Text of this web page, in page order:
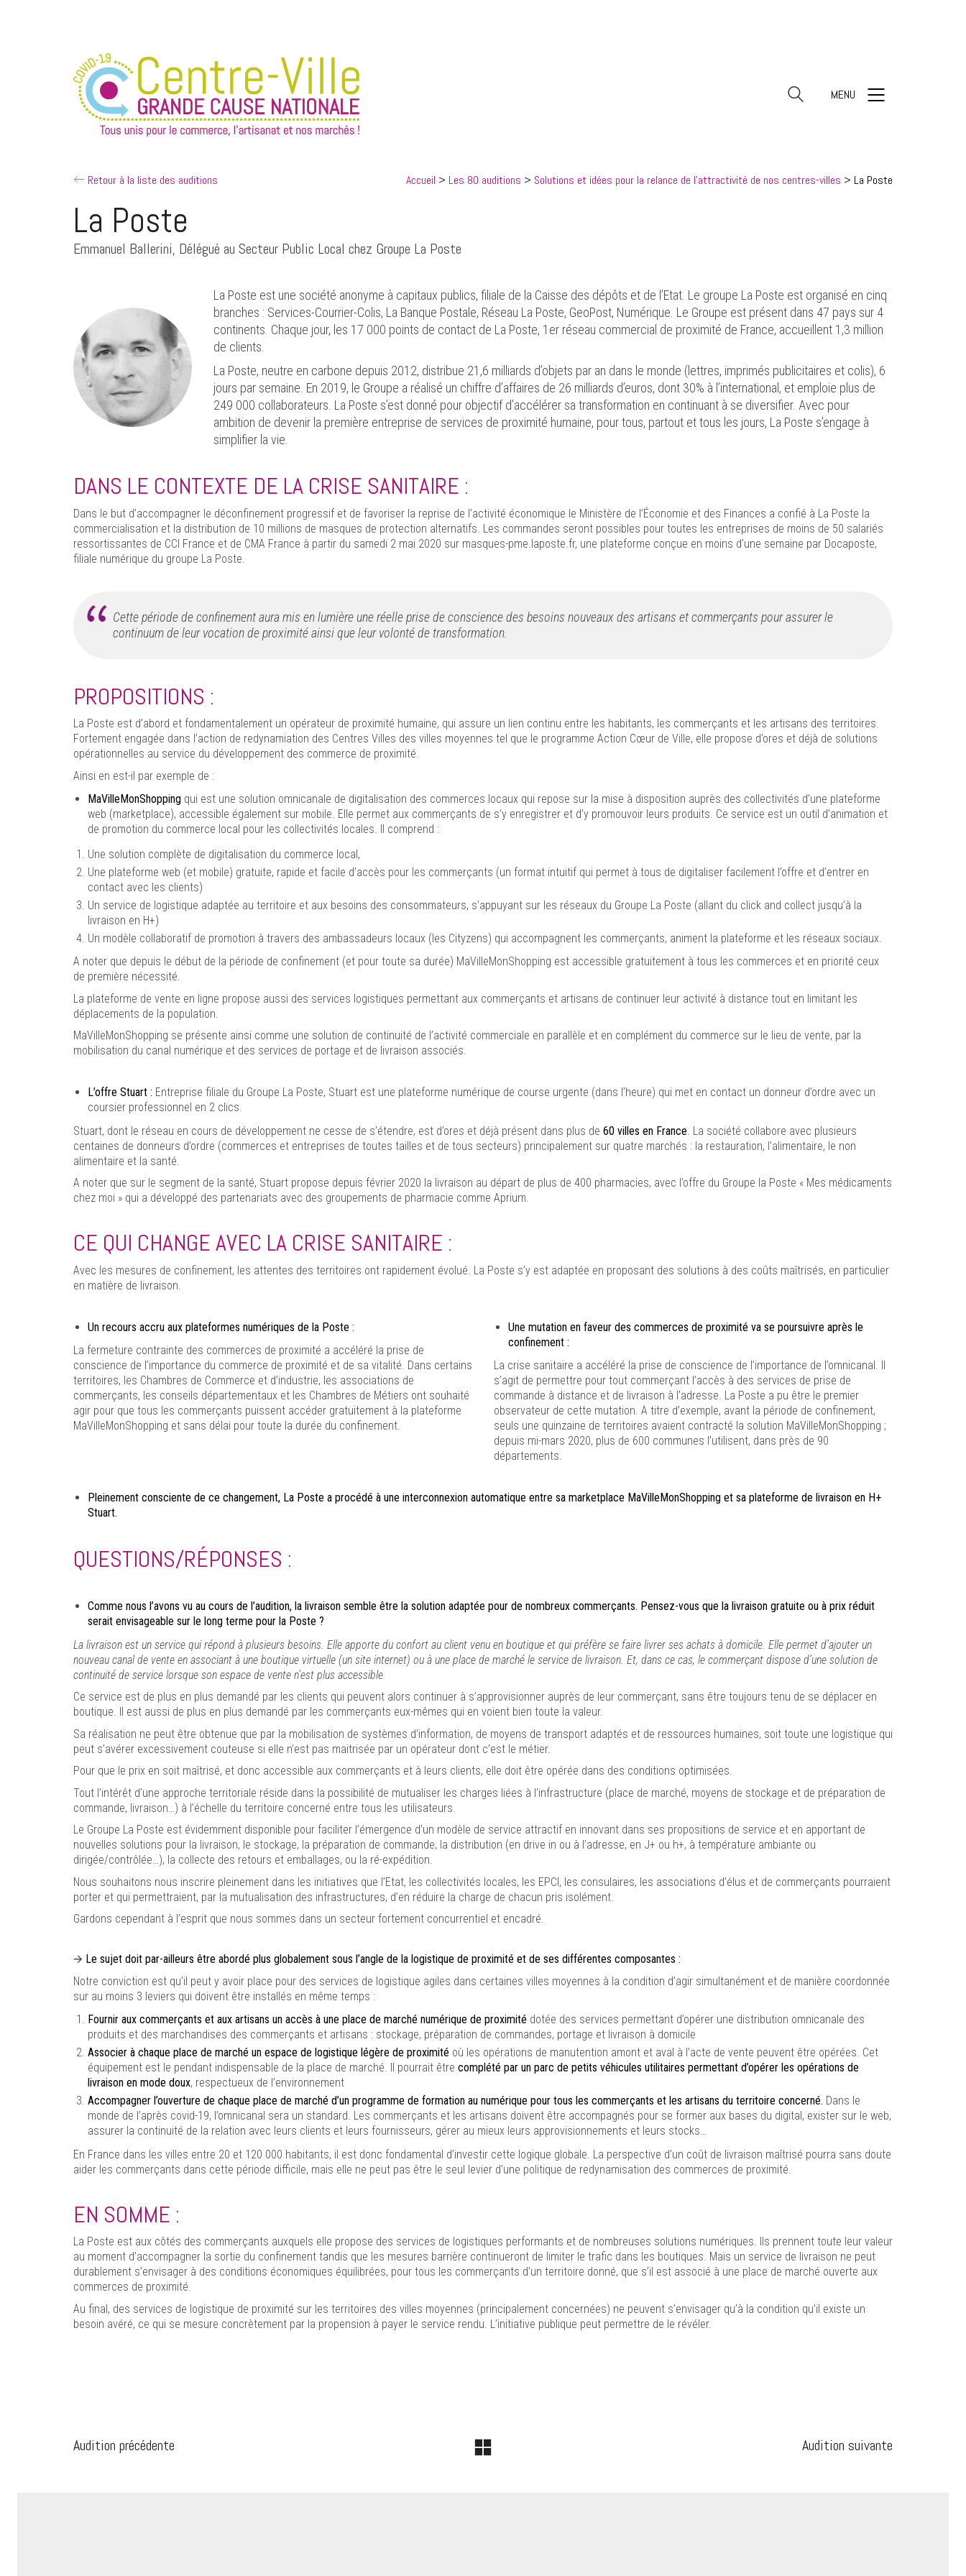
MENU
Retour à la liste des auditions Accueil > Les 80 auditions > Solutions et idées pour la relance de l'attractivité de nos centres-villes > La Poste
La Poste
Emmanuel Ballerini, Délégué au Secteur Public Local chez Groupe La Poste
La Poste est une société anonyme à capitaux publics, filiale de la Caisse des dépôts et de l’Etat. Le groupe La Poste est organisé en cinq
branches : Services-Courrier-Colis, La Banque Postale, Réseau La Poste, GeoPost, Numérique. Le Groupe est présent dans 47 pays sur 4
continents. Chaque jour, les 17 000 points de contact de La Poste, 1er réseau commercial de proximité de France, accueillent 1,3 million
de clients.
La Poste, neutre en carbone depuis 2012, distribue 21,6 milliards d’objets par an dans le monde (lettres, imprimés publicitaires et colis), 6
jours par semaine. En 2019, le Groupe a réalisé un chiffre d’affaires de 26 milliards d’euros, dont 30% à l’international, et emploie plus de
249 000 collaborateurs. La Poste s’est donné pour objectif d’accélérer sa transformation en continuant à se diversifier. Avec pour
ambition de devenir la première entreprise de services de proximité humaine, pour tous, partout et tous les jours, La Poste s’engage à
simplifier la vie.
DANS LE CONTEXTE DE LA CRISE SANITAIRE :
Dans le but d’accompagner le déconfinement progressif et de favoriser la reprise de l’activité économique le Ministère de l’Économie et des Finances a confié à La Poste la
commercialisation et la distribution de 10 millions de masques de protection alternatifs. Les commandes seront possibles pour toutes les entreprises de moins de 50 salariés
ressortissantes de CCI France et de CMA France à partir du samedi 2 mai 2020 sur masques-pme.laposte.fr, une plateforme conçue en moins d’une semaine par Docaposte,
filiale numérique du groupe La Poste.
Cette période de confinement aura mis en lumière une réelle prise de conscience des besoins nouveaux des artisans et commerçants pour assurer le
continuum de leur vocation de proximité ainsi que leur volonté de transformation.
PROPOSITIONS :
La Poste est d’abord et fondamentalement un opérateur de proximité humaine, qui assure un lien continu entre les habitants, les commerçants et les artisans des territoires.
Fortement engagée dans l’action de redynamiation des Centres Villes des villes moyennes tel que le programme Action Cœur de Ville, elle propose d’ores et déjà de solutions
opérationnelles au service du développement des commerce de proximité.
Ainsi en est-il par exemple de :
MaVilleMonShopping qui est une solution omnicanale de digitalisation des commerces locaux qui repose sur la mise à disposition auprès des collectivités d’une plateforme
web (marketplace), accessible également sur mobile. Elle permet aux commerçants de s’y enregistrer et d’y promouvoir leurs produits. Ce service est un outil d’animation et
de promotion du commerce local pour les collectivités locales. Il comprend :
Une solution complète de digitalisation du commerce local,
Une plateforme web (et mobile) gratuite, rapide et facile d’accès pour les commerçants (un format intuitif qui permet à tous de digitaliser facilement l’offre et d’entrer en
contact avec les clients)
Un service de logistique adaptée au territoire et aux besoins des consommateurs, s’appuyant sur les réseaux du Groupe La Poste (allant du click and collect jusqu’à la
livraison en H+)
Un modèle collaboratif de promotion à travers des ambassadeurs locaux (les Cityzens) qui accompagnent les commerçants, animent la plateforme et les réseaux sociaux.
A noter que depuis le début de la période de confinement (et pour toute sa durée) MaVilleMonShopping est accessible gratuitement à tous les commerces et en priorité ceux
de première nécessité.
La plateforme de vente en ligne propose aussi des services logistiques permettant aux commerçants et artisans de continuer leur activité à distance tout en limitant les
déplacements de la population.
MaVilleMonShopping se présente ainsi comme une solution de continuité de l’activité commerciale en parallèle et en complément du commerce sur le lieu de vente, par la
mobilisation du canal numérique et des services de portage et de livraison associés.
L’offre Stuart : Entreprise filiale du Groupe La Poste, Stuart est une plateforme numérique de course urgente (dans l’heure) qui met en contact un donneur d’ordre avec un
coursier professionnel en 2 clics.
Stuart, dont le réseau en cours de développement ne cesse de s’étendre, est d’ores et déjà présent dans plus de 60 villes en France . La société collabore avec plusieurs
centaines de donneurs d’ordre (commerces et entreprises de toutes tailles et de tous secteurs) principalement sur quatre marchés : la restauration, l’alimentaire, le non
alimentaire et la santé.
A noter que sur le segment de la santé, Stuart propose depuis février 2020 la livraison au départ de plus de 400 pharmacies, avec l’offre du Groupe la Poste « Mes médicaments
chez moi » qui a développé des partenariats avec des groupements de pharmacie comme Aprium.
CE QUI CHANGE AVEC LA CRISE SANITAIRE :
Avec les mesures de confinement, les attentes des territoires ont rapidement évolué. La Poste s’y est adaptée en proposant des solutions à des coûts maîtrisés, en particulier
en matière de livraison.
Un recours accru aux plateformes numériques de la Poste :
La fermeture contrainte des commerces de proximité a accéléré la prise de
conscience de l’importance du commerce de proximité et de sa vitalité. Dans certains
territoires, les Chambres de Commerce et d’industrie, les associations de
commerçants, les conseils départementaux et les Chambres de Métiers ont souhaité
agir pour que tous les commerçants puissent accéder gratuitement à la plateforme
MaVilleMonShopping et sans délai pour toute la durée du confinement.
Une mutation en faveur des commerces de proximité va se poursuivre après le
confinement :
La crise sanitaire a accéléré la prise de conscience de l’importance de l’omnicanal. Il
s’agit de permettre pour tout commerçant l’accès à des services de prise de
commande à distance et de livraison à l’adresse. La Poste a pu être le premier
observateur de cette mutation. A titre d’exemple, avant la période de confinement,
seuls une quinzaine de territoires avaient contracté la solution MaVilleMonShopping ;
depuis mi-mars 2020, plus de 600 communes l’utilisent, dans près de 90
départements.
Pleinement consciente de ce changement, La Poste a procédé à une interconnexion automatique entre sa marketplace MaVilleMonShopping et sa plateforme de livraison en H+
Stuart.
QUESTIONS/RÉPONSES :
Comme nous l’avons vu au cours de l’audition, la livraison semble être la solution adaptée pour de nombreux commerçants. Pensez-vous que la livraison gratuite ou à prix réduit
serait envisageable sur le long terme pour la Poste ?
La livraison est un service qui répond à plusieurs besoins. Elle apporte du confort au client venu en boutique et qui préfère se faire livrer ses achats à domicile. Elle permet d’ajouter un
nouveau canal de vente en associant à une boutique virtuelle (un site internet) ou à une place de marché le service de livraison. Et, dans ce cas, le commerçant dispose d’une solution de
continuité de service lorsque son espace de vente n’est plus accessible.
Ce service est de plus en plus demandé par les clients qui peuvent alors continuer à s’approvisionner auprès de leur commerçant, sans être toujours tenu de se déplacer en
boutique. Il est aussi de plus en plus demandé par les commerçants eux-mêmes qui en voient bien toute la valeur.
Sa réalisation ne peut être obtenue que par la mobilisation de systèmes d’information, de moyens de transport adaptés et de ressources humaines, soit toute une logistique qui
peut s’avérer excessivement couteuse si elle n’est pas maitrisée par un opérateur dont c’est le métier.
Pour que le prix en soit maîtrisé, et donc accessible aux commerçants et à leurs clients, elle doit être opérée dans des conditions optimisées.
Tout l’intérêt d’une approche territoriale réside dans la possibilité de mutualiser les charges liées à l’infrastructure (place de marché, moyens de stockage et de préparation de
commande, livraison…) à l’échelle du territoire concerné entre tous les utilisateurs.
Le Groupe La Poste est évidemment disponible pour faciliter l’émergence d’un modèle de service attractif en innovant dans ses propositions de service et en apportant de
nouvelles solutions pour la livraison, le stockage, la préparation de commande, la distribution (en drive in ou à l’adresse, en J+ ou h+, à température ambiante ou
dirigée/contrôlée…), la collecte des retours et emballages, ou la ré-expédition.
Nous souhaitons nous inscrire pleinement dans les initiatives que l’Etat, les collectivités locales, les EPCI, les consulaires, les associations d’élus et de commerçants pourraient
porter et qui permettraient, par la mutualisation des infrastructures, d’en réduire la charge de chacun pris isolément.
Gardons cependant à l’esprit que nous sommes dans un secteur fortement concurrentiel et encadré.
🡪 Le sujet doit par-ailleurs être abordé plus globalement sous l’angle de la logistique de proximité et de ses différentes composantes :
Notre conviction est qu’il peut y avoir place pour des services de logistique agiles dans certaines villes moyennes à la condition d’agir simultanément et de manière coordonnée
sur au moins 3 leviers qui doivent être installés en même temps :
Fournir aux commerçants et aux artisans un accès à une place de marché numérique de proximité dotée des services permettant d’opérer une distribution omnicanale des
produits et des marchandises des commerçants et artisans : stockage, préparation de commandes, portage et livraison à domicile
Associer à chaque place de marché un espace de logistique légère de proximité où les opérations de manutention amont et aval à l’acte de vente peuvent être opérées. Cet
équipement est le pendant indispensable de la place de marché. Il pourrait être complété par un parc de petits véhicules utilitaires permettant d’opérer les opérations de
livraison en mode doux, respectueux de l’environnement
Accompagner l’ouverture de chaque place de marché d’un programme de formation au numérique pour tous les commerçants et les artisans du territoire concerné. Dans le
monde de l’après covid-19, l’omnicanal sera un standard. Les commerçants et les artisans doivent être accompagnés pour se former aux bases du digital, exister sur le web,
assurer la continuité de la relation avec leurs clients et leurs fournisseurs, gérer au mieux leurs approvisionnements et leurs stocks…
En France dans les villes entre 20 et 120 000 habitants, il est donc fondamental d’investir cette logique globale. La perspective d’un coût de livraison maîtrisé pourra sans doute
aider les commerçants dans cette période difficile, mais elle ne peut pas être le seul levier d’une politique de redynamisation des commerces de proximité.
EN SOMME :
La Poste est aux côtés des commerçants auxquels elle propose des services de logistiques performants et de nombreuses solutions numériques. Ils prennent toute leur valeur
au moment d’accompagner la sortie du confinement tandis que les mesures barrière continueront de limiter le trafic dans les boutiques. Mais un service de livraison ne peut
durablement s’envisager à des conditions économiques équilibrées, pour tous les commerçants d’un territoire donné, que s’il est associé à une place de marché ouverte aux
commerces de proximité.
Au final, des services de logistique de proximité sur les territoires des villes moyennes (principalement concernées) ne peuvent s’envisager qu’à la condition qu’il existe un
besoin avéré, ce qui se mesure concrètement par la propension à payer le service rendu. L’initiative publique peut permettre de le révéler.
Audition précédente Audition suivante